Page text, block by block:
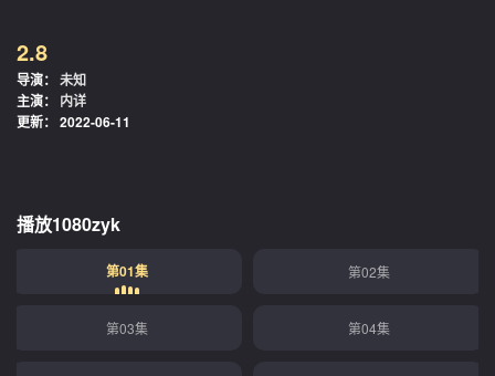
2.8
导演： 未知
主演：
内详
更新： 2022-06-11
播放1080zyk
第01集 第02集
第03集 第04集